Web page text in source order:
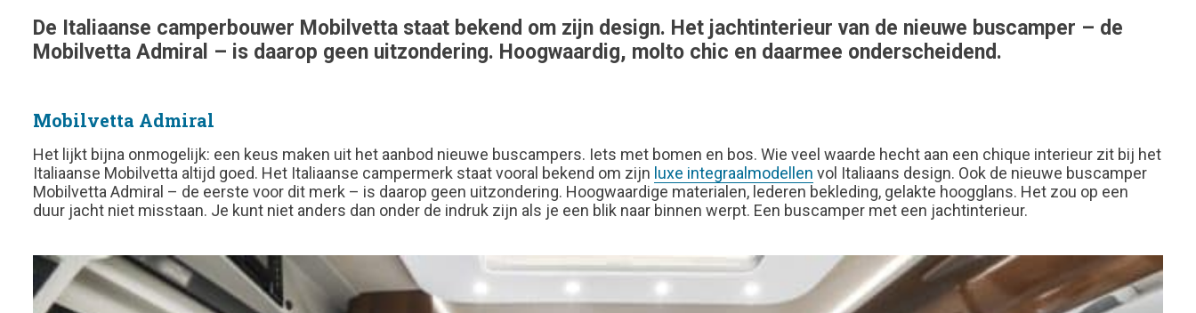
De Italiaanse camperbouwer Mobilvetta staat bekend om zijn design. Het jachtinterieur van de nieuwe buscamper – de
Mobilvetta Admiral – is daarop geen uitzondering. Hoogwaardig, molto chic en daarmee onderscheidend.
Mobilvetta Admiral
Het lijkt bijna onmogelijk: een keus maken uit het aanbod nieuwe buscampers. Iets met bomen en bos. Wie veel waarde hecht aan een chique interieur zit bij het
Italiaanse Mobilvetta altijd goed. Het Italiaanse campermerk staat vooral bekend om zijn luxe integraalmodellen vol Italiaans design. Ook de nieuwe buscamper
Mobilvetta Admiral – de eerste voor dit merk – is daarop geen uitzondering. Hoogwaardige materialen, lederen bekleding, gelakte hoogglans. Het zou op een
duur jacht niet misstaan. Je kunt niet anders dan onder de indruk zijn als je een blik naar binnen werpt. Een buscamper met een jachtinterieur.